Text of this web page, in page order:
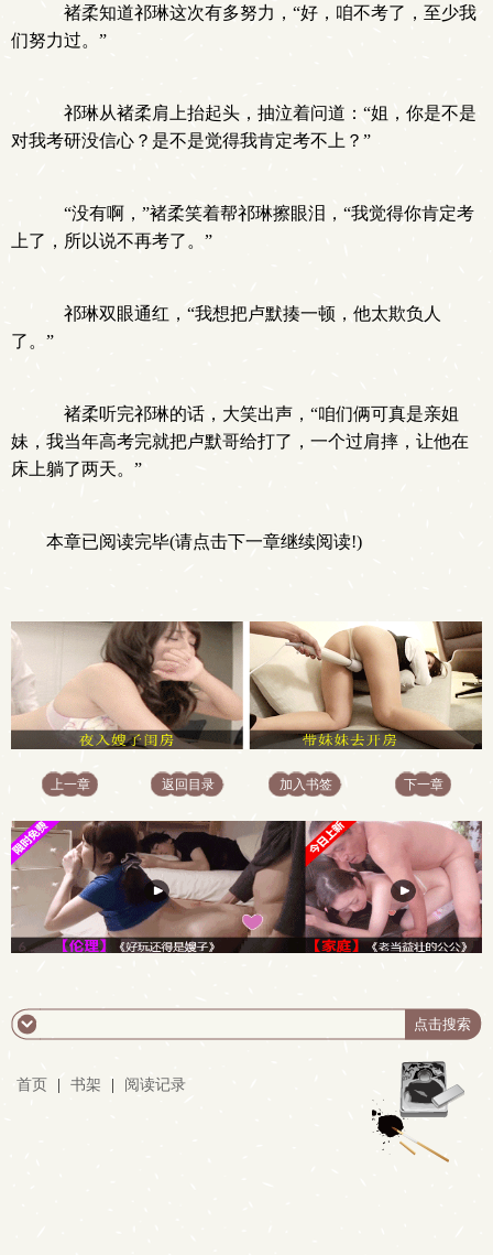
褚柔知道祁琳这次有多努力，“好，咱不考了，至少我
们努力过。”
祁琳从褚柔肩上抬起头，抽泣着问道：“姐，你是不是
对我考研没信心？是不是觉得我肯定考不上？”
“没有啊，”褚柔笑着帮祁琳擦眼泪，“我觉得你肯定考
上了，所以说不再考了。”
祁琳双眼通红，“我想把卢默揍一顿，他太欺负人
了。”
褚柔听完祁琳的话，大笑出声，“咱们俩可真是亲姐
妹，我当年高考完就把卢默哥给打了，一个过肩摔，让他在
床上躺了两天。”
本章已阅读完毕(请点击下一章继续阅读!)
上一章 返回目录 加入书签 下一章
首页 书架 阅读记录